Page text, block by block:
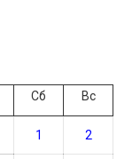
Сб Вс
1 2